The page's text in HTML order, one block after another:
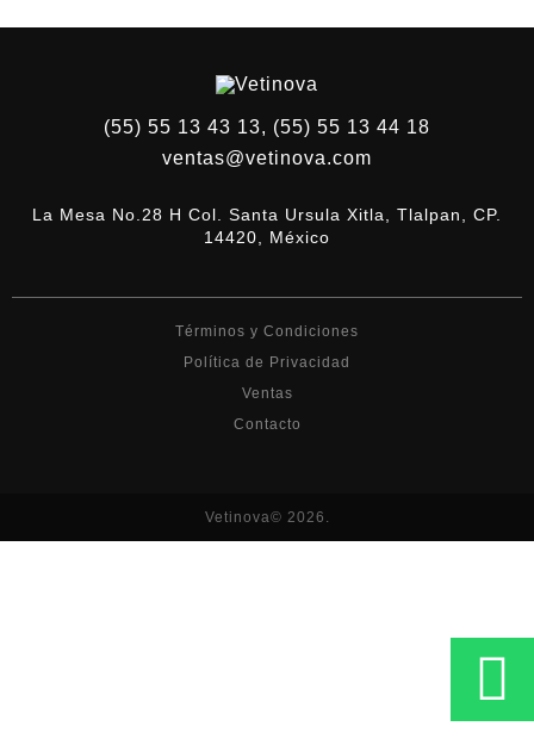
(55) 55 13 43 13, (55) 55 13 44 18
ventas@vetinova.com
La Mesa No.28 H Col. Santa Ursula Xitla, Tlalpan, CP.
14420, México
Términos y Condiciones
Política de Privacidad
Ventas
Contacto
Vetinova© 2026.